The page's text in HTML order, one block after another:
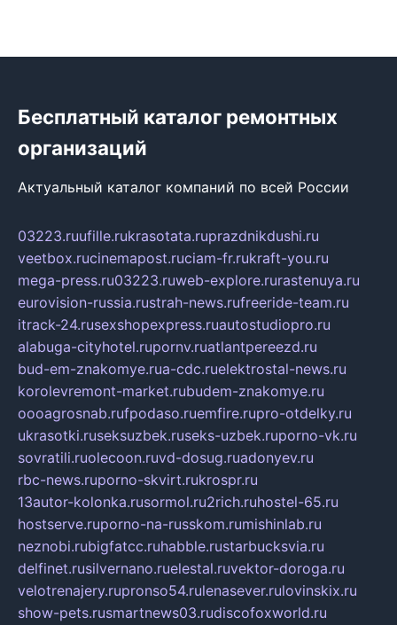
Бесплатный каталог ремонтных
организаций
Актуальный каталог компаний по всей России
03223.ruufille.rukrasotata.ruprazdnikdushi.ru
veetbox.rucinemapost.ruciam-fr.rukraft-you.ru
mega-press.ru03223.ruweb-explore.rurastenuya.ru
eurovision-russia.rustrah-news.rufreeride-team.ru
itrack-24.rusexshopexpress.ruautostudiopro.ru
alabuga-cityhotel.rupornv.ruatlantpereezd.ru
bud-em-znakomye.rua-cdc.ruelektrostal-news.ru
korolevremont-market.rubudem-znakomye.ru
oooagrosnab.rufpodaso.ruemfire.rupro-otdelky.ru
ukrasotki.ruseksuzbek.ruseks-uzbek.ruporno-vk.ru
sovratili.ruolecoon.ruvd-dosug.ruadonyev.ru
rbc-news.ruporno-skvirt.rukrospr.ru
13autor-kolonka.rusormol.ru2rich.ruhostel-65.ru
hostserve.ruporno-na-russkom.rumishinlab.ru
neznobi.rubigfatcc.ruhabble.rustarbucksvia.ru
delfinet.rusilvernano.ruelestal.ruvektor-doroga.ru
velotrenajery.rupronso54.rulenasever.rulovinskix.ru
show-pets.rusmartnews03.rudiscofoxworld.ru